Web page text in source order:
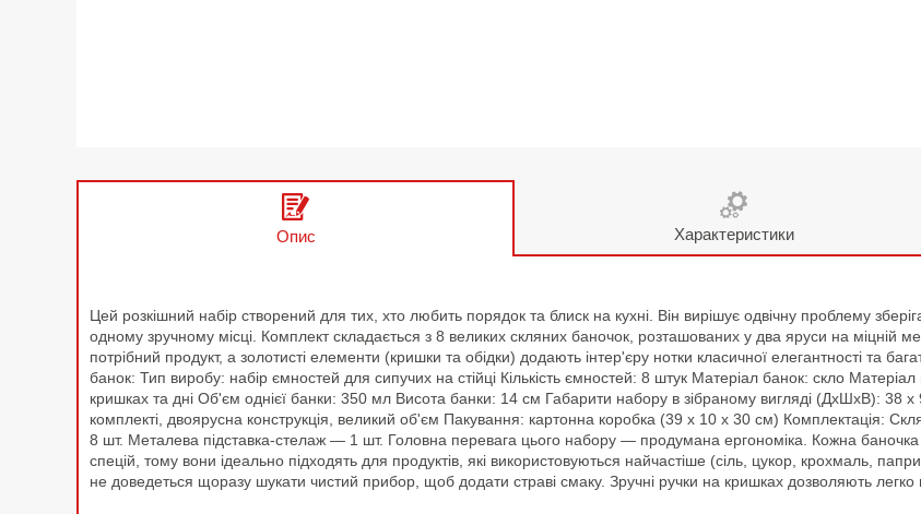
Опис Характеристики
Цей розкішний набір створений для тих, хто любить порядок та блиск на кухні. Він вирішує одвічну проблему
одному зручному місці. Комплект складається з 8 великих скляних баночок, розташованих у два яруси на міцній
потрібний продукт, а золотисті елементи (кришки та обідки) додають інтер'єру нотки класичної елегантності та
банок: Тип виробу: набір ємностей для сипучих на стійці Кількість ємностей: 8 штук Матеріал банок: скло
кришках та дні Об'єм однієї банки: 350 мл Висота банки: 14 см Габарити набору в зібраному вигляді (ДхШхВ): 38
комплекті, двоярусна конструкція, великий об'єм Пакування: картонна коробка (39 х 10 х 30 см)
8 шт. Металева підставка-стелаж — 1 шт. Головна перевага цього набору — продумана ергономіка. Кожна
спецій, тому вони ідеально підходять для продуктів, які використовуються найчастіше (сіль, цукор, крохмаль,
не доведеться щоразу шукати чистий прибор, щоб додати страві смаку. Зручні ручки на кришках дозволяють легко